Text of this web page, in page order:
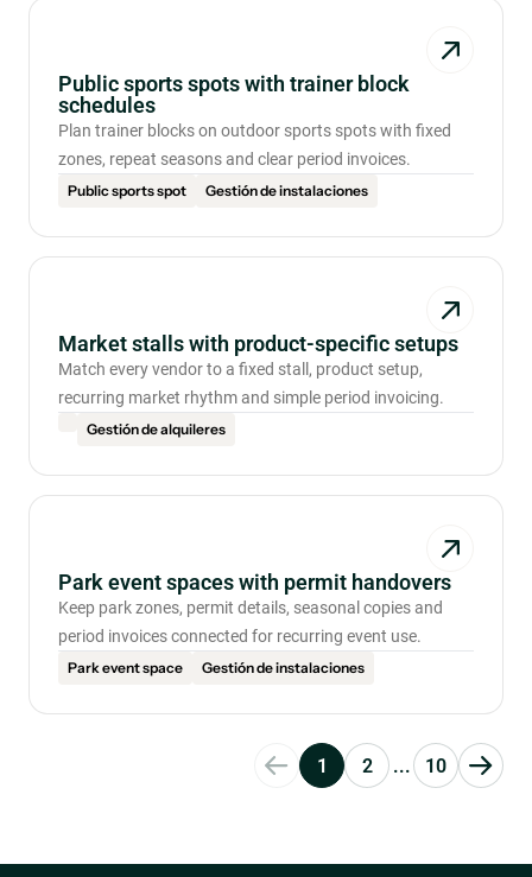
Public sports spots with trainer block
schedules
Plan trainer blocks on outdoor sports spots with fixed
zones, repeat seasons and clear period invoices.
Public sports spot
Gestión de instalaciones
Market stalls with product-specific setups
Match every vendor to a fixed stall, product setup,
recurring market rhythm and simple period invoicing.
Gestión de alquileres
Park event spaces with permit handovers
Keep park zones, permit details, seasonal copies and
period invoices connected for recurring event use.
Park event space
Gestión de instalaciones
1 2 ... 10